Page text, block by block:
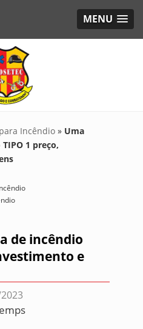
MENU
Incêndio » Uma
1 preço,
de incêndio
e